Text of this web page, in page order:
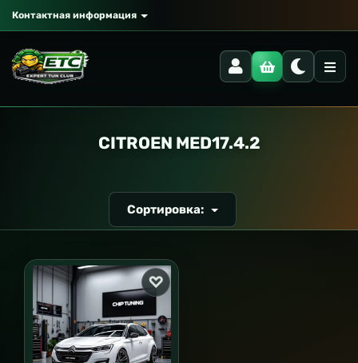
Контактная информация
CITROEN MED17.4.2
Сортировка: